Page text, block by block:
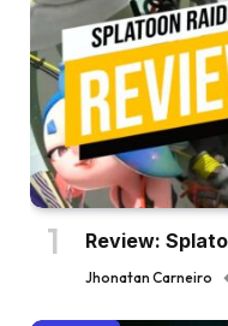
Review:
Jhonatan Carneiro